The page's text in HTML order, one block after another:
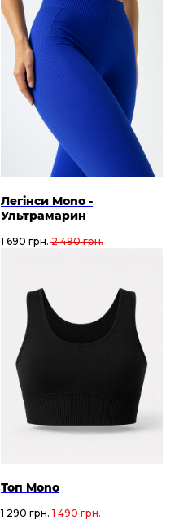
Легінси Mono -
Ультрамарин
1 690 грн. 2 490 грн.
Топ Mono
1 290 грн. 1 490 грн.